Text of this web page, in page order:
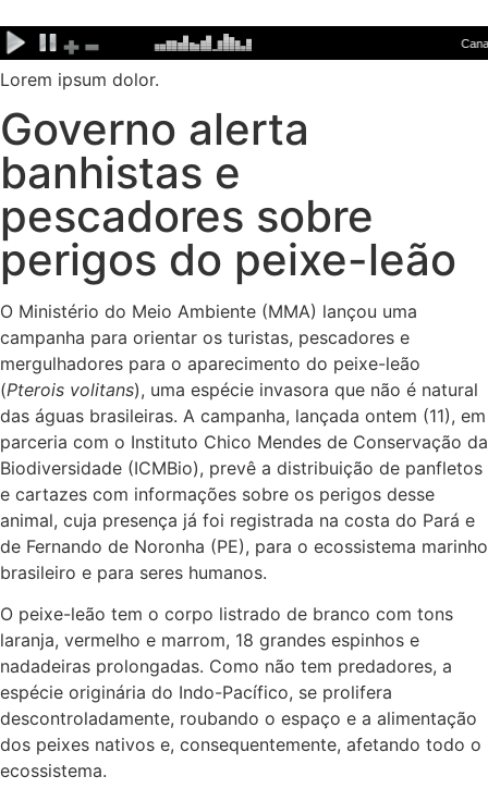
para
o
conteúdo
Lorem ipsum dolor.
Governo alerta
banhistas e
pescadores sobre
perigos do peixe-leão
O Ministério do Meio Ambiente (MMA) lançou uma
campanha para orientar os turistas, pescadores e
mergulhadores para o aparecimento do peixe-leão
(Pterois volitans), uma espécie invasora que não é natural
das águas brasileiras. A campanha, lançada ontem (11), em
parceria com o Instituto Chico Mendes de Conservação da
Biodiversidade (ICMBio), prevê a distribuição de panfletos
e cartazes com informações sobre os perigos desse
animal, cuja presença já foi registrada na costa do Pará e
de Fernando de Noronha (PE), para o ecossistema marinho
brasileiro e para seres humanos.
O peixe-leão tem o corpo listrado de branco com tons
laranja, vermelho e marrom, 18 grandes espinhos e
nadadeiras prolongadas. Como não tem predadores, a
espécie originária do Indo-Pacífico, se prolifera
descontroladamente, roubando o espaço e a alimentação
dos peixes nativos e, consequentemente, afetando todo o
ecossistema.